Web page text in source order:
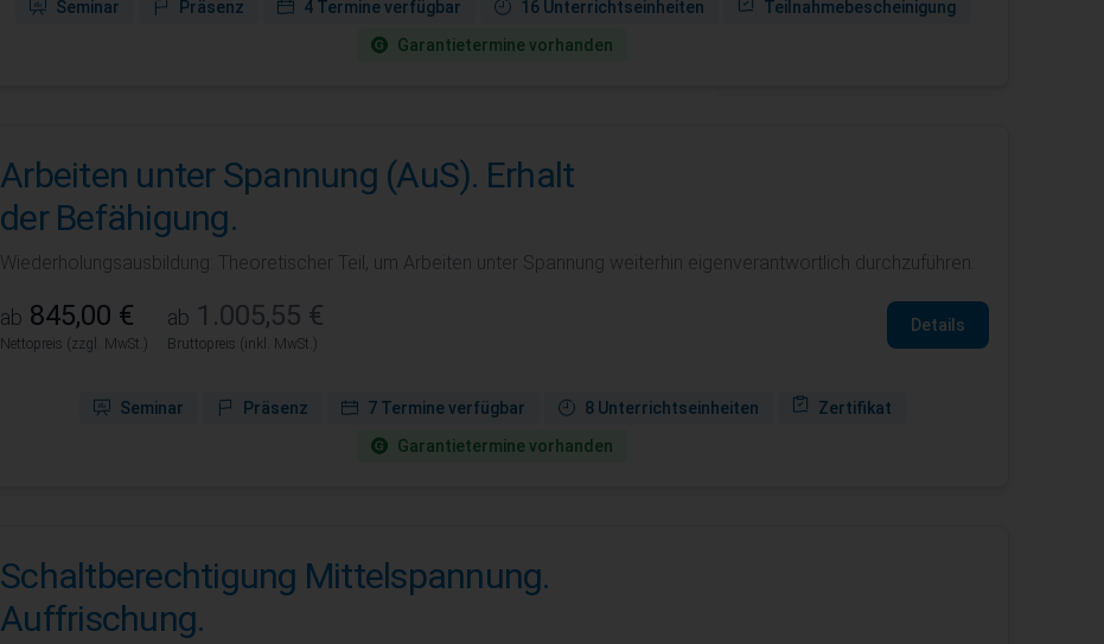
Seminar Präsenz 4 Termine verfügbar 16 Unterrichtseinheiten
Teilnahmebescheinigung
Garantie­termine vorhanden
Arbeiten unter Spannung (AuS). Erhalt
der Befähigung.
Wiederholungsausbildung: Theoretischer Teil, um Arbeiten unter Spannung weiterhin eigenverantwortlich durchzuführen.
ab 845,00 €
Nettopreis (zzgl. MwSt.)
ab 1.005,55 €
Bruttopreis (inkl. MwSt.)
Details
Seminar Präsenz 7 Termine verfügbar 8 Unterrichtseinheiten
Zertifikat
Garantie­termine vorhanden
Schaltberechtigung Mittelspannung.
Auffrischung.